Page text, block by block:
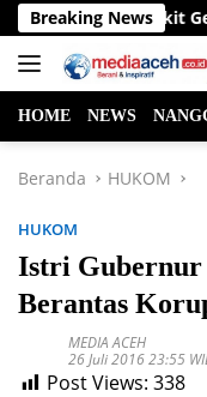
Langsung
ke
konten
Breaking News
Bukit
HOME NEWS
Beranda HUKOM
HUKOM
Istri Gubernur
Berantas
MEDIA ACEH
26 Juli 2016 23:55
Post Views: 338